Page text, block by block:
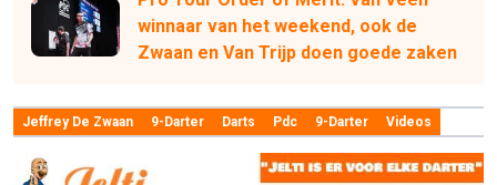
winnaar van het weekend, ook de
Zwaan en Van Trijp doen goede zaken
Jeffrey De Zwaan 9-Darter Darts Pdc 9-Darter Videos